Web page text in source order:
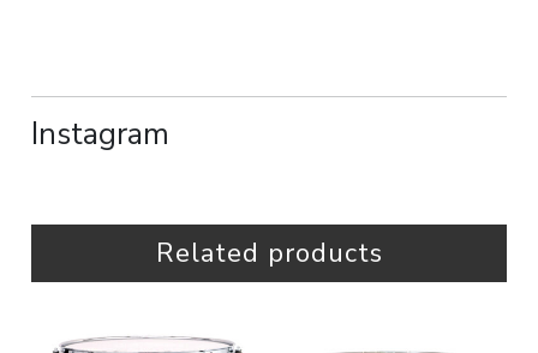
Instagram
Related products